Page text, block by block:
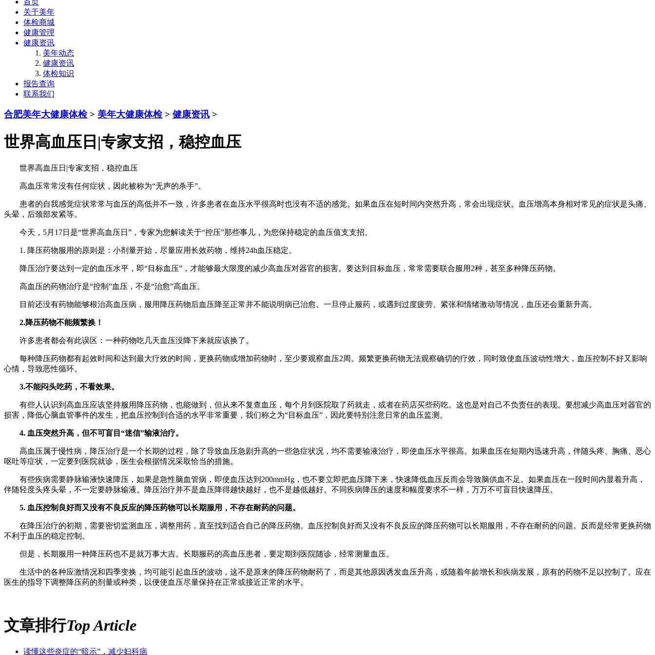
关于美年
体检商城
健康管理
健康资讯
美年动态
健康资讯
体检知识
报告查询
联系我们
合肥美年大健康体检> 美年大健康体检> 健康资讯 >
世界高血压日|专家支招，稳控血压
世界高血压日|专家支招，稳控血压
高血压常常没有任何症状，因此被称为“无声的杀手”。
患者的自我感觉症状常常与血压的高低并不一致，许多患者在血压水平很高时也没有不适的感觉。如果血压在短时间内突然升高，常会出现症状。血压增高本身相对常见的症状是头痛、
头晕，后颈部发紧等。
今天，5月17日是“世界高血压日”，专家为您解读关于“控压”那些事儿，为您保持稳定的血压值支支招。
1. 降压药物服用的原则是：小剂量开始，尽量应用长效药物，维持24h血压稳定。
降压治疗要达到一定的血压水平，即“目标血压”，才能够最大限度的减少高血压对器官的损害。要达到目标血压，常常需要联合服用2种，甚至多种降压药物。
高血压的药物治疗是“控制”血压，不是“治愈”高血压。
目前还没有药物能够根治高血压病，服用降压药物后血压降至正常并不能说明病已治愈。一旦停止服药，或遇到过度疲劳、紧张和情绪激动等情况，血压还会重新升高。
2.降压药物不能频繁换！
许多患者都会有此误区：一种药物吃几天血压没降下来就应该换了。
每种降压药物都有起效时间和达到最大疗效的时间，更换药物或增加药物时，至少要观察血压2周。频繁更换药物无法观察确切的疗效，同时致使血压波动性增大，血压控制不好又影响
心情，导致恶性循环。
3.不能闷头吃药，不看效果。
有些人认识到高血压应该坚持服用降压药物，也能做到，但从来不复查血压，每个月到医院取了药就走，或者在药店买些药吃。这也是对自己不负责任的表现。要想减少高血压对器官的
损害，降低心脑血管事件的发生，把血压控制到合适的水平非常重要，我们称之为“目标血压”，因此要特别注意日常的血压监测。
4. 血压突然升高，但不可盲目“迷信”输液治疗。
高血压属于慢性病，降压治疗是一个长期的过程，除了导致血压急剧升高的一些急症状况，均不需要输液治疗，即使血压水平很高。如果血压在短期内迅速升高，伴随头疼、胸痛、恶心
呕吐等症状，一定要到医院就诊，医生会根据情况采取恰当的措施。
有些疾病需要静脉输液快速降压，如果是急性脑血管病，即使血压达到200mmHg，也不要立即把血压降下来，快速降低血压反而会导致脑供血不足。如果血压在一段时间内显着升高，
伴随轻度头疼头晕，不一定要静脉输液。降压治疗并不是血压降得越快越好，也不是越低越好。不同疾病降压的速度和幅度要求不一样，万万不可盲目快速降压。
5. 血压控制良好而又没有不良反应的降压药物可以长期服用，不存在耐药的问题。
在降压治疗的初期，需要密切监测血压，调整用药，直至找到适合自己的降压药物。血压控制良好而又没有不良反应的降压药物可以长期服用，不存在耐药的问题。反而是经常更换药物
不利于血压的稳定控制。
但是，长期服用一种降压药也不是就万事大吉。长期服药的高血压患者，要定期到医院随诊，经常测量血压。
生活中的各种应激情况和四季变换，均可能引起血压的波动，这不是原来的降压药物耐药了，而是其他原因诱发血压升高，或随着年龄增长和疾病发展，原有的药物不足以控制了。应在
医生的指导下调整降压药的剂量或种类，以便使血压尽量保持在正常或接近正常的水平。
文章排行Top Article
读懂这些炎症的“暗示”，减少妇科病